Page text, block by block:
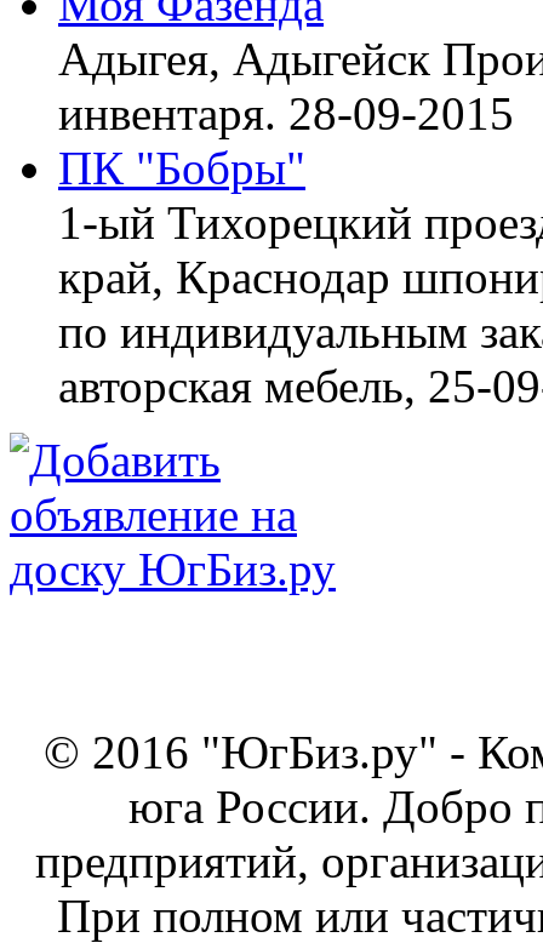
Адыгея, Адыгейск
инвентаря. 28-09-2015
ПК "Бобры"
1-ый Тихорецкий
край, Краснодар
по индивидуальным
авторская мебель, 25-
© 2016 "ЮгБиз.ру" -
юга России. Добро
предприятий,
При полном или